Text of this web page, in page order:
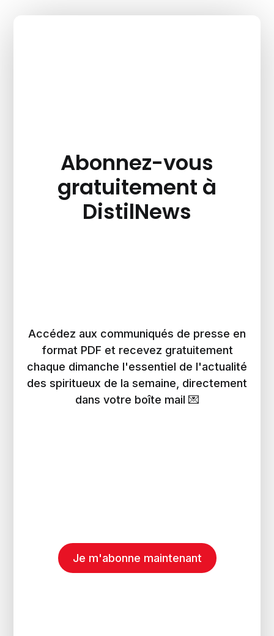
Abonnez-vous
gratuitement à
DistilNews
Accédez aux communiqués de presse en
format PDF et recevez gratuitement
chaque dimanche l'essentiel de l'actualité
des spiritueux de la semaine, directement
dans votre boîte mail 💌
Je m'abonne maintenant